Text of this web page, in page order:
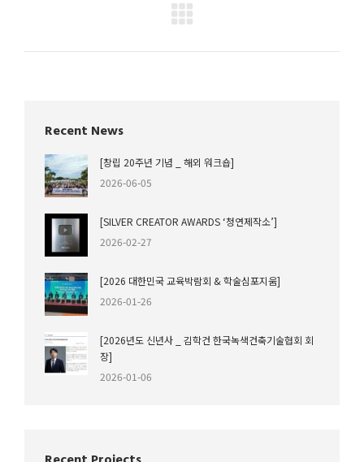
Recent News
[창립 20주년 기념 _ 해외 워크숍]
2026-06-05
[SILVER CREATOR AWARDS ‘청연제작소’]
2026-02-27
[2026 대한민국 교육박람회 & 학술심포지움]
2026-01-26
[2026년도 신년사 _ 김학건 한국녹색건축기술협회 회
장]
2026-01-06